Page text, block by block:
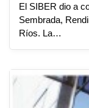
El SIBER dio a
Sembrada,
Ríos. La…